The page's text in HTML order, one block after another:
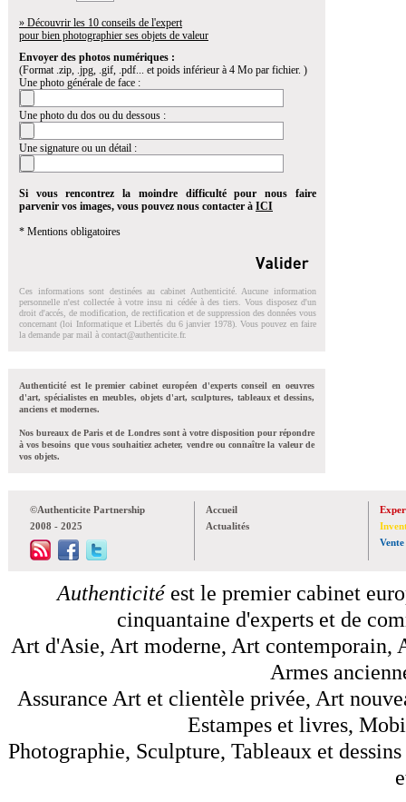
» Découvrir les 10 conseils de l'expert
pour bien photographier ses objets de valeur
Envoyer des photos numériques :
(Format .zip, .jpg, .gif, .pdf... et poids inférieur à 4 Mo par fichier. )
Une photo générale de face :
Une photo du dos ou du dessous :
Une signature ou un détail :
Si vous rencontrez la moindre difficulté pour nous faire
parvenir vos images, vous pouvez nous contacter à ICI
* Mentions obligatoires
Ces informations sont destinées au cabinet Authenticité. Aucune information
personnelle n'est collectée à votre insu ni cédée à des tiers. Vous disposez d'un
droit d'accés, de modification, de rectification et de suppression des données vous
concernant (loi Informatique et Libertés du 6 janvier 1978). Vous pouvez en faire
la demande par mail à contact@authenticite.fr.
Authenticité est le premier cabinet européen d'experts conseil en oeuvres
d'art, spécialistes en meubles, objets d'art, sculptures, tableaux et dessins,
anciens et modernes.
Nos bureaux de Paris et de Londres sont à votre disposition pour répondre
à vos besoins que vous souhaitiez acheter, vendre ou connaître la valeur de
vos objets.
©Authenticite Partnership
2008 - 2025
Accueil
Actualités
Vente
Authenticitéest le premier cabinet
cinquantaine d'experts et de
Art d'Asie, Art moderne, Art contemporain,
Armes
Assurance Art et clientèle privée, Art
Estampes et livres,
Photographie, Sculpture, Tableaux et